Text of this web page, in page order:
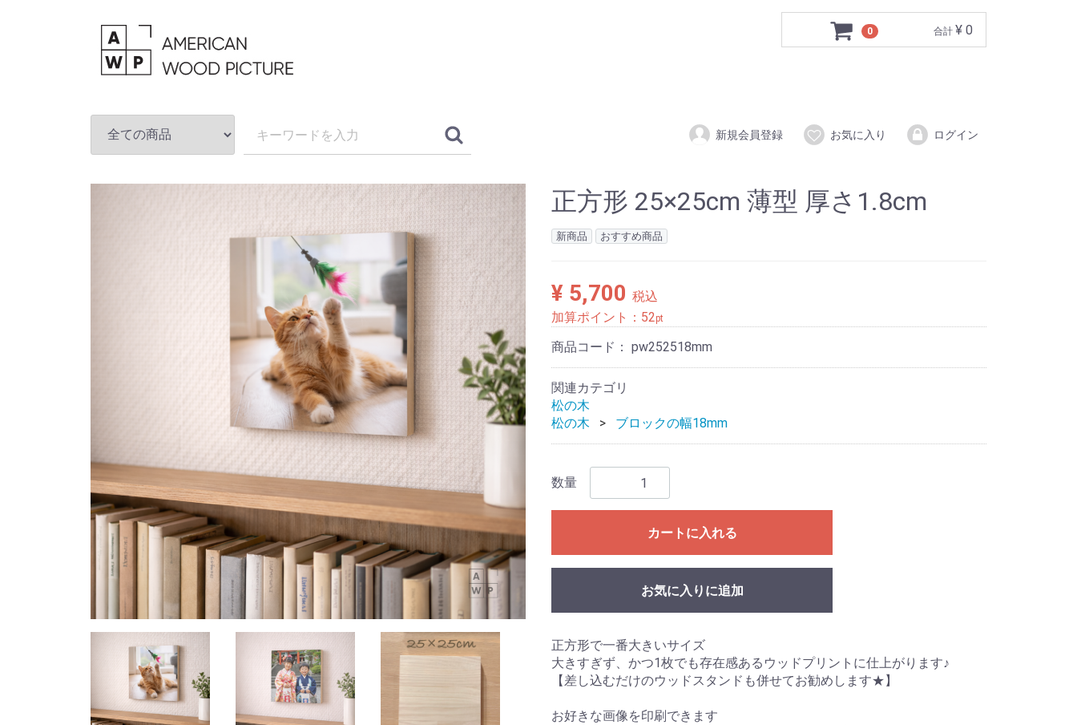
0 合計 ¥ 0
新規会員登録 お気に入り ログイン
正方形 25×25cm 薄型 厚さ1.8cm
新商品 おすすめ商品
¥ 5,700 税込
加算ポイント： 52pt
商品コード： pw252518mm
関連カテゴリ
松の木
松の木
ブロックの幅18mm
数量
カートに入れる
お気に入りに追加
正方形で一番大きいサイズ
大きすぎず、かつ1枚でも存在感あるウッドプリントに仕上がります♪
【差し込むだけのウッドスタンドも併せてお勧めします★】
お好きな画像を印刷できます